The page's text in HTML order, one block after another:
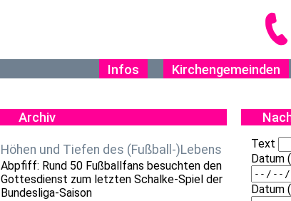
Infos Kirchengemeinden
Archiv
Höhen und Tiefen des (Fußball-)Lebens
Abpfiff: Rund 50 Fußballfans besuchten den
Gottesdienst zum letzten Schalke-Spiel der
Bundesliga-Saison
Text
Datum
Datum